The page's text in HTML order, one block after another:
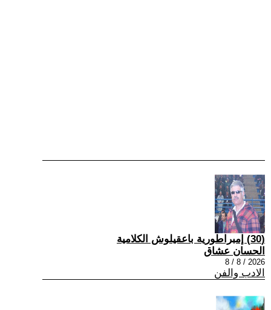
(30) إمبراطورية باعقيلوش الكلامية
الحسان عشاق
2026 / 8 / 8
الادب والفن